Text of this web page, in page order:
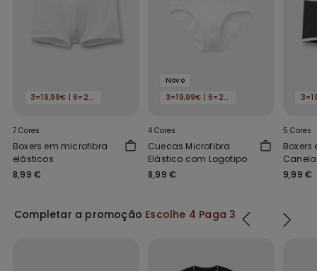
3=19,99€ | 6=29,99€
7 Cores
Boxers em microfibra
elásticos
8,99 €
Novo
3=19,99€ | 6=29,99€
4 Cores
Cuecas Microfibra
Elástico com Logotipo
8,99 €
5 Cores
9,99 €
Completar a promoção Escolhe 4 Paga 3